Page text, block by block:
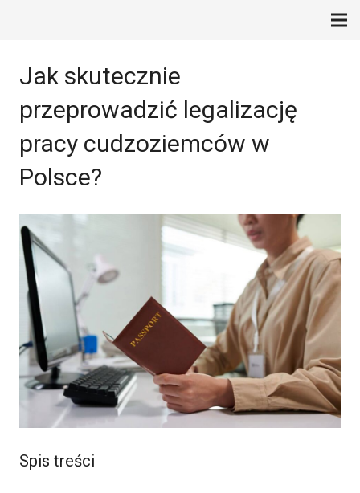
Jak skutecznie
przeprowadzić legalizację
pracy cudzoziemców w
Polsce?
Spis treści